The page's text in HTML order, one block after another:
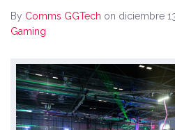
By Comms GGTech on diciembre
Gaming